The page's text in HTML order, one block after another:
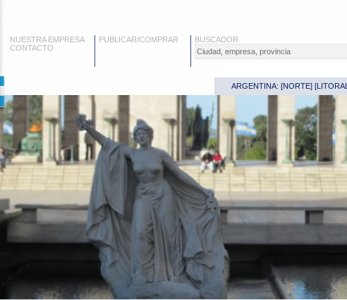
NUESTRA EMPRESA
CONTACTO
PUBLICAR/COMPRAR BUSCADOR
ARGENTINA: [NORTE] [LITORAL